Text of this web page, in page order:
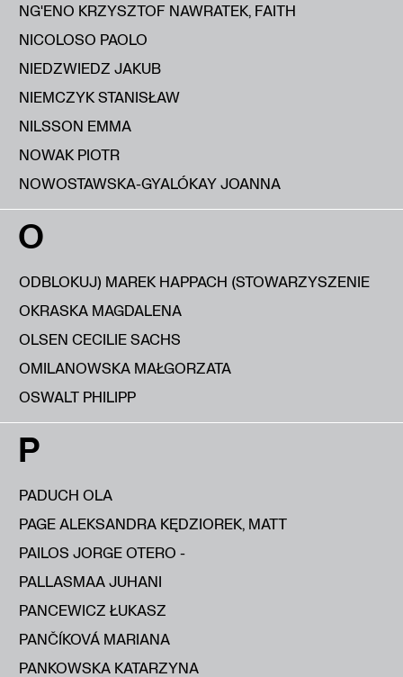
NG'ENO KRZYSZTOF NAWRATEK, FAITH
NICOLOSO PAOLO
NIEDZWIEDZ JAKUB
NIEMCZYK STANISŁAW
NILSSON EMMA
NOWAK PIOTR
NOWOSTAWSKA-GYALÓKAY JOANNA
O
ODBLOKUJ) MAREK HAPPACH (STOWARZYSZENIE
OKRASKA MAGDALENA
OLSEN CECILIE SACHS
OMILANOWSKA MAŁGORZATA
OSWALT PHILIPP
P
PADUCH OLA
PAGE ALEKSANDRA KĘDZIOREK, MATT
PAILOS JORGE OTERO -
PALLASMAA JUHANI
PANCEWICZ ŁUKASZ
PANČÍKOVÁ MARIANA
PANKOWSKA KATARZYNA